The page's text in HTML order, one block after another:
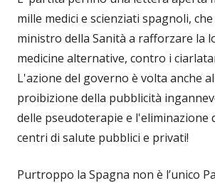
mille medici e scienziati spagnoli,
ministro della Sanità a rafforzare la
medicine alternative, contro i
L'azione del governo è volta anche
proibizione della pubblicità
delle pseudoterapie e l'eliminazione
centri di salute pubblici e privati!
Purtroppo la Spagna non è l’unico